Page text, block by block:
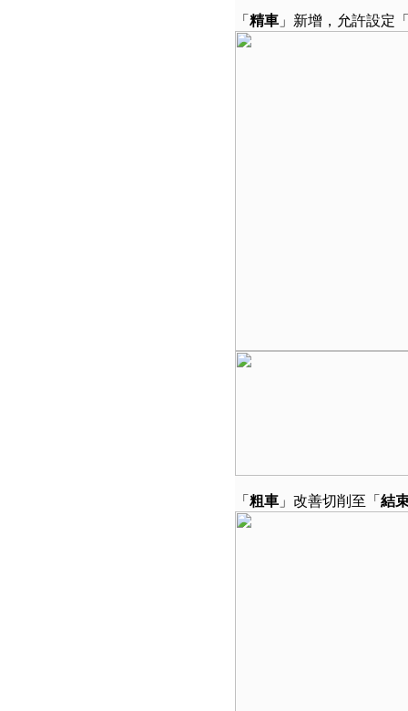
「 精車 」新增，允許設定
「 粗車 」改善切削至「 結